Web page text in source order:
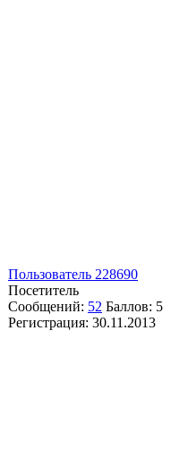
Пользователь 228690
Посетитель
Сообщений: 52 Баллов: 5
Регистрация: 30.11.2013